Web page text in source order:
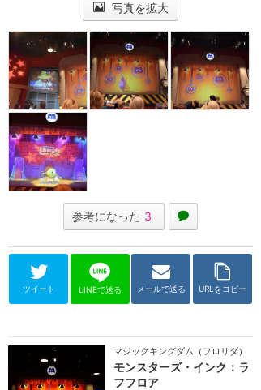
写真を拡大
参考になった 3
ツイート LINEで送る メールで送る URLをコピー
マジックキングダム（フロリダ）
モンスターズ・インク：ラ
フフロア